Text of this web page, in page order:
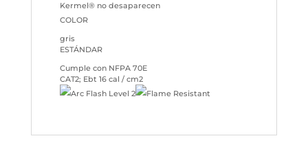
Kermel® no desaparecen
COLOR
gris
ESTÁNDAR
Cumple con NFPA 70E
CAT2; Ebt 16 cal / cm2